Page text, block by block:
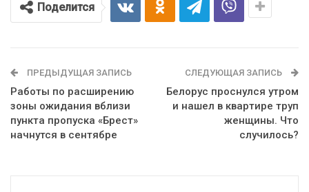
Поделится
ПРЕДЫДУЩАЯ ЗАПИСЬ
Работы по расширению
зоны ожидания вблизи
пункта пропуска «Брест»
начнутся в сентябре
СЛЕДУЮЩАЯ ЗАПИСЬ
Белорус проснулся утром
и нашел в квартире труп
женщины. Что
случилось?